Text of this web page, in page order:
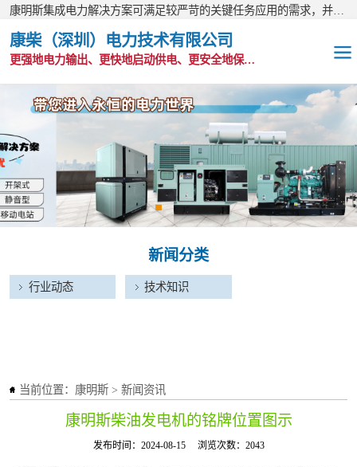
康柴（深圳）电力技术有限公司
更强地电力输出、更快地启动供电、更安全地保护功能
当前位置： 康明斯 > 新闻资讯
康明斯柴油发电机的铭牌位置图示
发布时间：2024-08-15 浏览次数：2043
新闻分类
行业动态 技术知识
OEM发电机组
静音发电机组
移动电站
发电机出租